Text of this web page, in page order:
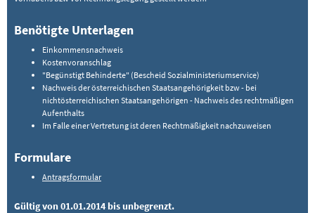
Benötigte Unterlagen
Einkommensnachweis
Kostenvoranschlag
"Begünstigt Behinderte" (Bescheid Sozialministeriumservice)
Nachweis der österreichischen Staatsangehörigkeit bzw - bei
nichtösterreichischen Staatsangehörigen - Nachweis des rechtmäßigen
Aufenthalts
Im Falle einer Vertretung ist deren Rechtmäßigkeit nachzuweisen
Formulare
Antragsformular
Gültig von 01.01.2014 bis unbegrenzt.